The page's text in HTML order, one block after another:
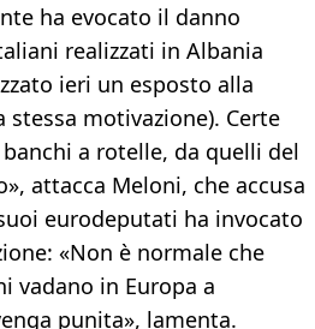
ha evocato il danno
realizzati in Albania
ieri un esposto alla
stessa motivazione). Certe
a rotelle, da quelli del
attacca Meloni, che accusa
eurodeputati ha invocato
«Non è normale che
vadano in Europa a
punita», lamenta.